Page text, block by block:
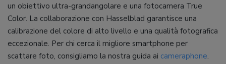
un obiettivo ultra-grandangolare e una fotocamera True
Color. La collaborazione con Hasselblad garantisce una
calibrazione del colore di alto livello e una qualità fotografica
eccezionale. Per chi cerca il migliore smartphone per
scattare foto, consigliamo la nostra guida ai cameraphone.